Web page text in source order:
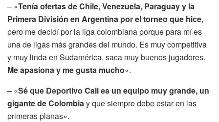
– «Tenía ofertas de Chile, Venezuela, Paraguay y la
Primera División en Argentina por el torneo que hice,
pero me decidí por la liga colombiana porque para mí es
una de ligas más grandes del mundo. Es muy competitiva
y muy linda en Sudamérica, saca muy buenos jugadores.
Me apasiona y me gusta mucho«.
– «Sé que Deportivo Cali es un equipo muy grande, un
gigante de Colombiay que siempre debe estar en las
primeras planas».